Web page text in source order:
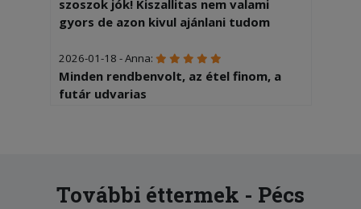
szoszok jók! Kiszallitas nem valami
gyors de azon kivul ajánlani tudom
2026-01-18 - Anna:
Minden rendbenvolt, az étel finom, a
futár udvarias
További éttermek - Pécs